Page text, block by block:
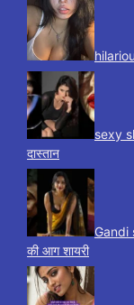
sexy
दास्तान
Gandi
की आग शायरी